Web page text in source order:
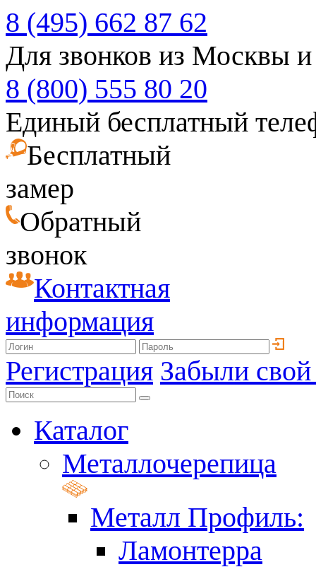
8 (495) 662 87 62
Для звонков из Москвы
8 (800) 555 80 20
Единый бесплатный
Бесплатный
замер
Обратный
звонок
Контактная
информация
Регистрация Забыли
Каталог
Металлочерепица
Металл Профиль:
Ламонтерра